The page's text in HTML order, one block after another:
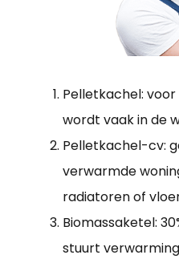
Pelletkachel:
wordt vaak in de
Pelletkachel-cv:
verwarmde
radiatoren of
Biomassaketel:
stuurt